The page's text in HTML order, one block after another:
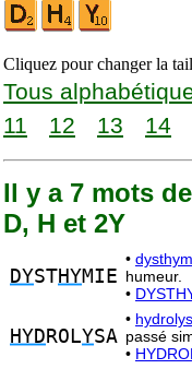
Cliquez pour changer la
Tous
11
12 13 14
Il y a 7 mots
D, H et 2Y
DYSTHYMIE
•
humeur.
•
HYD ROLYSA
•
passé
•